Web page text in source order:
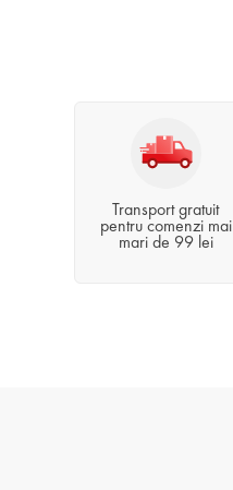
Transport gratuit
pentru comenzi mai
mari de 99 lei